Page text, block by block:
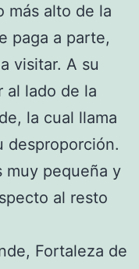
más alto de la
paga a parte,
visitar. A su
al lado de la
la cual llama
desproporción.
muy pequeña y
al resto